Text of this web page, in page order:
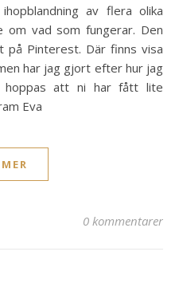
av flera olika
om vad som fungerar. Den
på Pinterest. Där finns visa
har jag gjort efter hur jag
att ni har fått lite
Eva
0 kommentarer